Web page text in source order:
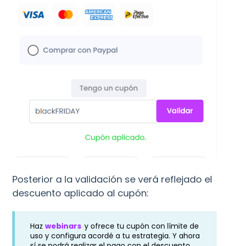
Posterior a la validación se verá reflejado el
descuento aplicado al cupón:
Haz webinars y ofrece tu cupón con límite de
uso y configura acordé a tu estrategia. Y ahora